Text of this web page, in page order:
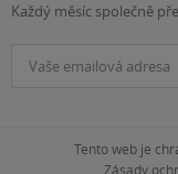
Každý měsíc společně
Tento web je
Zásady